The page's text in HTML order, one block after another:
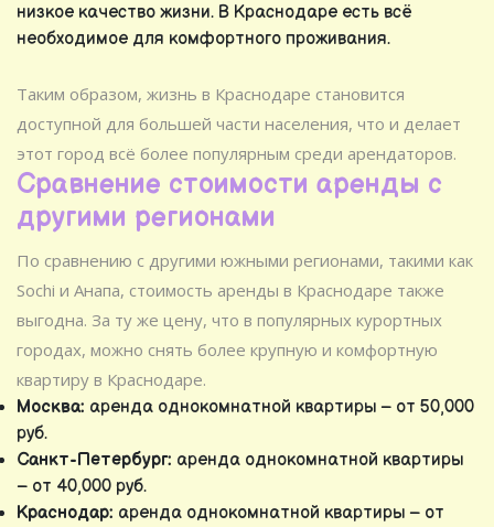
низкое качество жизни. В Краснодаре есть всё
необходимое для комфортного проживания.
Таким образом, жизнь в Краснодаре становится
доступной для большей части населения, что и делает
этот город всё более популярным среди арендаторов.
Сравнение стоимости аренды с
другими регионами
По сравнению с другими южными регионами, такими как
Sochi и Анапа, стоимость аренды в Краснодаре также
выгодна. За ту же цену, что в популярных курортных
городах, можно снять более крупную и комфортную
квартиру в Краснодаре.
Москва: аренда однокомнатной квартиры – от 50,000
руб.
Санкт-Петербург: аренда однокомнатной квартиры
– от 40,000 руб.
Краснодар: аренда однокомнатной квартиры – от